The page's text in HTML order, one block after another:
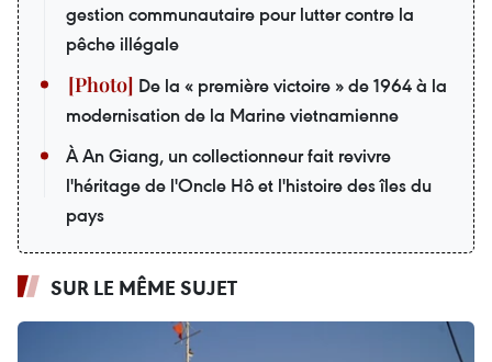
gestion communautaire pour lutter contre la
pêche illégale
De la « première victoire » de 1964 à la
modernisation de la Marine vietnamienne
À An Giang, un collectionneur fait revivre
l'héritage de l'Oncle Hô et l'histoire des îles du
pays
SUR LE MÊME SUJET